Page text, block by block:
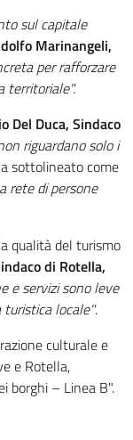
sul capitale
Marinangeli,
per rafforzare
territoriale".
Del Duca, Sindaco
riguardano solo i
sottolineato come
rete di persone
qualità del turismo
di Rotella,
e servizi sono leve
turistica locale".
culturale e
e Rotella,
borghi – Linea B".